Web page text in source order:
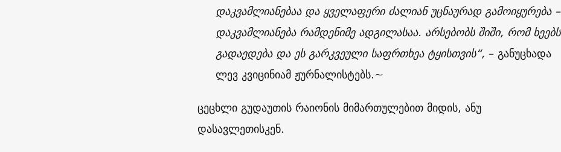
დაკვამლიანებაა და ყველაფერი ძალიან უცნაურად გამოიყურება –
დაკვამლიანება რამდენიმე ადგილასაა. არსებობს შიში, რომ ხეებს
გადაედება და ეს გარკვეული საფრთხეა ტყისთვის“, – განუცხადა
ლევ კვიცინიამ ჟურნალისტებს.~
ცეცხლი გუდაუთის რაიონის მიმართულებით მიდის, ანუ
დასავლეთისკენ.